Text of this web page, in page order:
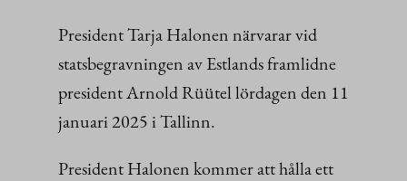
President Tarja Halonen närvarar vid
statsbegravningen av Estlands framlidne
president Arnold Rüütel lördagen den 11
januari 2025 i Tallinn.
President Halonen kommer att hålla ett